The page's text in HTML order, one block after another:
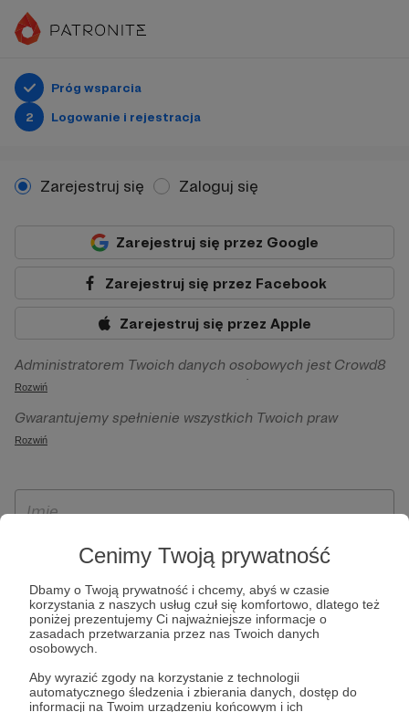
Cenimy Twoją prywatność
Dbamy o Twoją prywatność i chcemy, abyś w czasie
korzystania z naszych usług czuł się komfortowo, dlatego też
poniżej prezentujemy Ci najważniejsze informacje o
zasadach przetwarzania przez nas Twoich danych
osobowych.
Aby wyrazić zgody na korzystanie z technologii
automatycznego śledzenia i zbierania danych, dostęp do
informacji na Twoim urządzeniu końcowym i ich
Próg wsparcia
2
Logowanie i rejestracja
Zarejestruj się Zaloguj się
Zarejestruj się przez Google
Zarejestruj się przez Facebook
Zarejestruj się przez Apple
Administratorem Twoich danych osobowych jest Crowd8
sp. z o.o. z siedziba w Warszawie, ul. Żwirki i Wigury 16, 02-
092 Warszawa. Twoje dane osobowe będą przetwarzane w
szczególności w celu wykonania umowy zawartej z Tobą, w
Patronite.pl, w tym możliwości dokonywania oraz
otrzymywania wsparcia na naszej platformie oraz
Rozwiń
Gwarantujemy spełnienie wszystkich Twoich praw
wynikających z ogólnego rozporządzenia o ochronie
ich przenoszenia, niepodlegania zautomatyzowanemu
wyrażenia sprzeciwu wobec przetwarzania Twoich danych
osobowych. Rejestracja dla osób niepełnoletnich możliwa
jest po przekazaniu podpisanego formularza "Zgodna na
założenie konta przez osobę niepełnoletnią", formularz
dostępny jest na stronie regulaminu Patronite.pl.
Rozwiń